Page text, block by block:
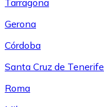
Gerona
Córdoba
Santa Cruz de Tenerife
Roma